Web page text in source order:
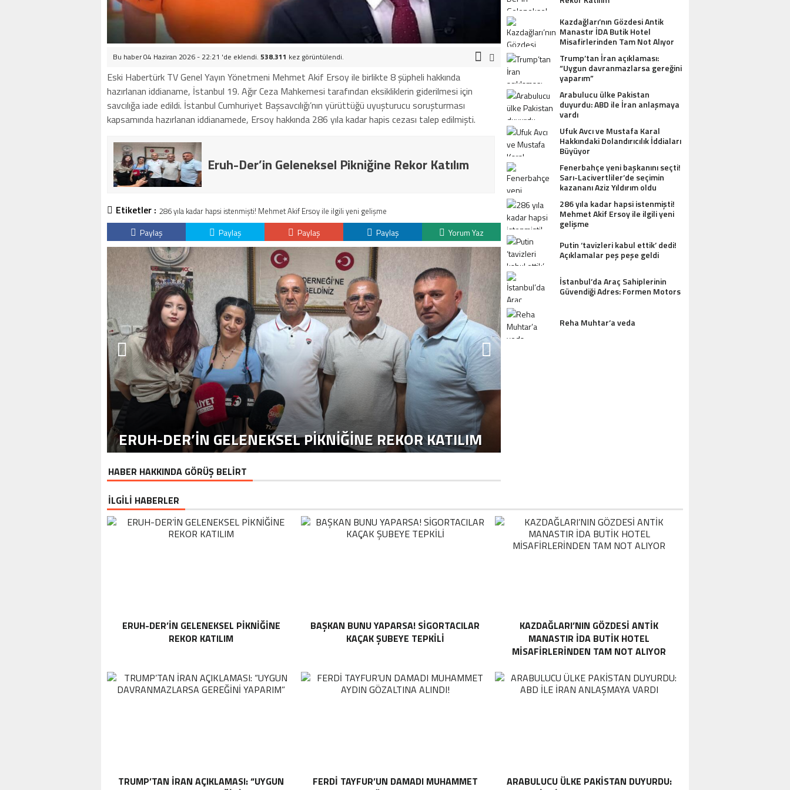
Bu haber 04 Haziran 2026 - 22:21 'de eklendi. 538.311 kez görüntülendi.
Eski Habertürk TV Genel Yayın Yönetmeni Mehmet Akif Ersoy ile birlikte 8 şüpheli hakkında
hazırlanan iddianame, İstanbul 19. Ağır Ceza Mahkemesi tarafından eksikliklerin giderilmesi için
savcılığa iade edildi. İstanbul Cumhuriyet Başsavcılığı’nın yürüttüğü uyuşturucu soruşturması
kapsamında hazırlanan iddianamede, Ersoy hakkında 286 yıla kadar hapis cezası talep edilmişti.
Eruh-Der’in Geleneksel Pikniğine Rekor Katılım
Etiketler : 286 yıla kadar hapsi istenmişti! Mehmet Akif Ersoy ile ilgili yeni gelişme
Paylaş Paylaş Paylaş Paylaş Yorum Yaz
ERUH-DER’IN GELENEKSEL PIKNIĞINE REKOR KATILIM
KAZDAĞLARI’NIN GÖZDESI ANTIK
HOTEL MISAFIRLERINDEN TAM NOT
HABER HAKKINDA GÖRÜŞ BELİRT
Kazdağları’nın Gözdesi Antik
Manastır İDA Butik Hotel
Misafirlerinden Tam Not Alıyor
Trump’tan İran açıklaması:
“Uygun davranmazlarsa gereğini
yaparım”
Arabulucu ülke Pakistan
duyurdu: ABD ile İran anlaşmaya
vardı
Ufuk Avcı ve Mustafa Karal
Hakkındaki Dolandırıcılık İddiaları
Büyüyor
Fenerbahçe yeni başkanını seçti!
Sarı-Lacivertliler’de seçimin
kazananı Aziz Yıldırım oldu
286 yıla kadar hapsi istenmişti!
Mehmet Akif Ersoy ile ilgili yeni
gelişme
Putin ‘tavizleri kabul ettik’ dedi!
Açıklamalar peş peşe geldi
İstanbul’da Araç Sahiplerinin
Güvendiği Adres: Formen Motors
Reha Muhtar’a veda
İLGİLİ HABERLER
ERUH-DER’IN GELENEKSEL PIKNIĞINE
REKOR KATILIM
BAŞKAN BUNU YAPARSA! SIGORTACILAR
KAÇAK ŞUBEYE TEPKILI
KAZDAĞLARI’NIN GÖZDESI ANTIK
MANASTIR İDA BUTIK HOTEL
MISAFIRLERINDEN TAM NOT ALIYOR
TRUMP’TAN İRAN AÇIKLAMASI: “UYGUN
FERDI TAYFUR’UN DAMADI MUHAMMET
ARABULUCU ÜLKE PAKISTAN DUYURDU: